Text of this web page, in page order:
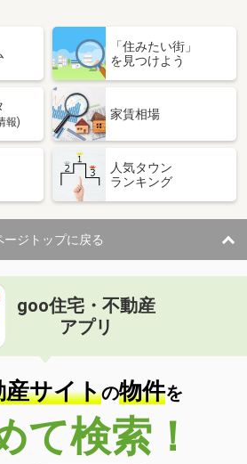
「住みたい街」
を見つけよう
報)
家賃相場
人気タウン
ランキング
ージトップに戻る
goo住宅・不動産
アプリ
産サイトの物件を
て検索！